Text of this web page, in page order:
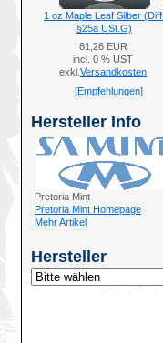
1 oz Maple Leaf Silber (Diff.
§25a USt.G)
81,26 EUR
incl. 0 % UST
exkl. Versandkosten
[Empfehlungen]
Hersteller Info
Pretoria Mint
Pretoria Mint Homepage
Mehr Artikel
Hersteller